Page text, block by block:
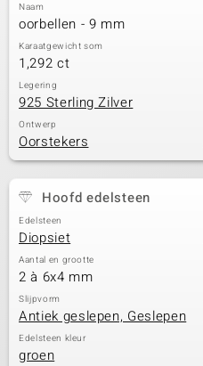
Naam
oorbellen - 9 mm
Karaatgewicht som
1,292 ct
Legering
925 Sterling Zilver
Ontwerp
Oorstekers
Hoofd edelsteen
Edelsteen
Diopsiet
Aantal en grootte
2 à 6x4 mm
Slijpvorm
Antiek geslepen, Geslepen
Edelsteen kleur
groen